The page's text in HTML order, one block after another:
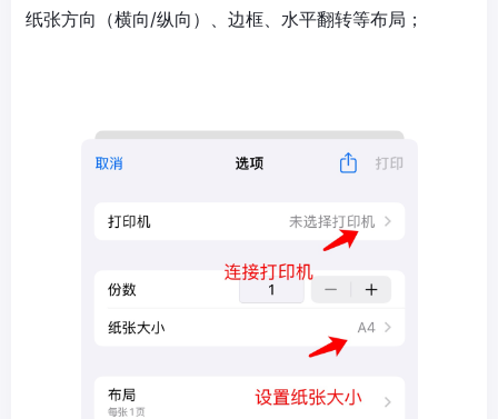
纸张方向（横向/纵向）、边框、水平翻转等布局；